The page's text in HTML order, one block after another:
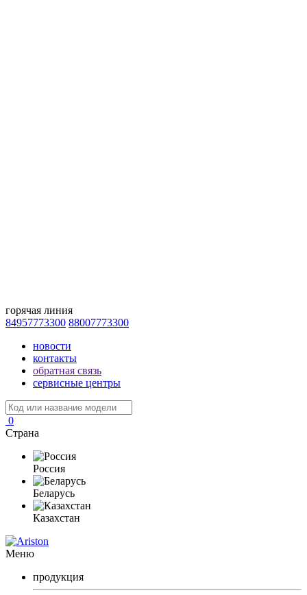
горячая линия
84957773300 88007773300
новости
контакты
обратная связь
сервисные центры
0
Страна
Россия
Беларусь
Казахстан
Меню
продукция